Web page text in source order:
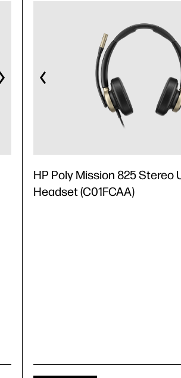
HP Poly Mission 825 Stereo
Headset (C01FCAA)